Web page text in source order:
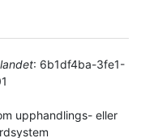
: 6b1df4ba-3fe1-
upphandlings- eller